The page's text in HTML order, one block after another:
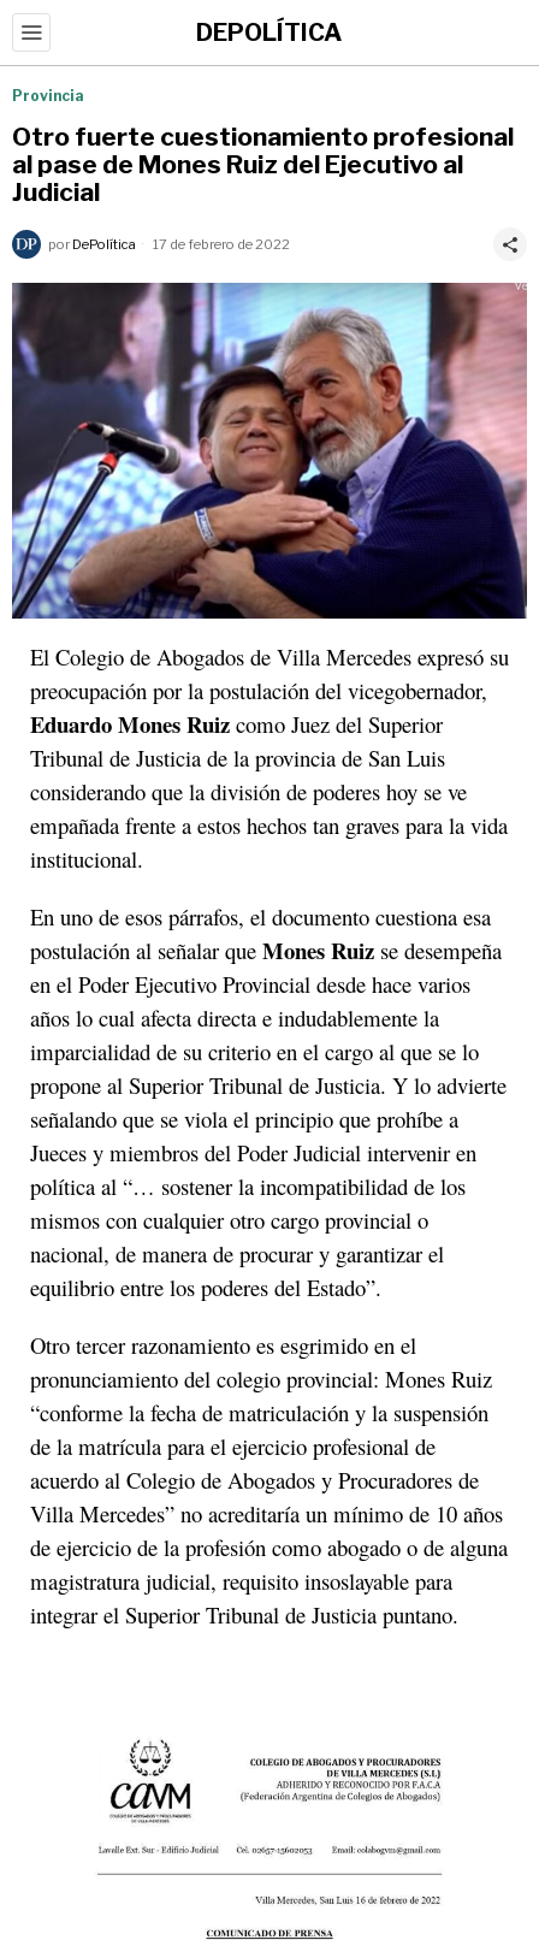
DEPOLÍTICA
Provincia
Otro fuerte cuestionamiento profesional
al pase de Mones Ruiz del Ejecutivo al
Judicial
por DePolítica 17 de febrero de 2022
El Colegio de Abogados de Villa Mercedes expresó su
preocupación por la postulación del vicegobernador,
Eduardo Mones Ruiz como Juez del Superior
Tribunal de Justicia de la provincia de San Luis
considerando que la división de poderes hoy se ve
empañada frente a estos hechos tan graves para la vida
institucional.
En uno de esos párrafos, el documento cuestiona esa
postulación al señalar que Mones Ruiz se desempeña
en el Poder Ejecutivo Provincial desde hace varios
años lo cual afecta directa e indudablemente la
imparcialidad de su criterio en el cargo al que se lo
propone al Superior Tribunal de Justicia. Y lo advierte
señalando que se viola el principio que prohíbe a
Jueces y miembros del Poder Judicial intervenir en
política al “… sostener la incompatibilidad de los
mismos con cualquier otro cargo provincial o
nacional, de manera de procurar y garantizar el
equilibrio entre los poderes del Estado”.
Otro tercer razonamiento es esgrimido en el
pronunciamiento del colegio provincial: Mones Ruiz
“conforme la fecha de matriculación y la suspensión
de la matrícula para el ejercicio profesional de
acuerdo al Colegio de Abogados y Procuradores de
Villa Mercedes” no acreditaría un mínimo de 10 años
de ejercicio de la profesión como abogado o de alguna
magistratura judicial, requisito insoslayable para
integrar el Superior Tribunal de Justicia puntano.